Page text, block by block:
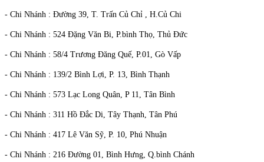
- Chi Nhánh : Đường 39, T. Trấn Củ Chỉ , H.Củ Chi
- Chi Nhánh : 524 Đặng Văn Bi, P.bình Thọ, Thủ Đức
- Chi Nhánh : 58/4 Trương Đăng Quế, P.01, Gò Vấp
- Chi Nhánh : 139/2 Bình Lợi, P. 13, Bình Thạnh
- Chi Nhánh : 573 Lạc Long Quân, P 11, Tân Bình
- Chi Nhánh : 311 Hồ Đắc Di, Tây Thạnh, Tân Phú
- Chi Nhánh : 417 Lê Văn Sỹ, P. 10, Phú Nhuận
- Chi Nhánh : 216 Đường 01, Bình Hưng, Q.bình Chánh